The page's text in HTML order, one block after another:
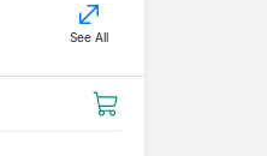
See All